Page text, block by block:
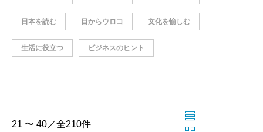
日本を読む 目からウロコ 文化を愉しむ
生活に役立つ ビジネスのヒント
21 〜 40／全210件